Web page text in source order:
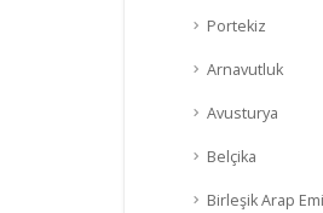
Portekiz
Arnavutluk
Avusturya
Belçika
Birleşik Arap